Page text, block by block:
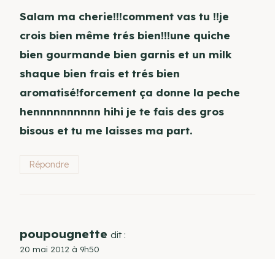
Salam ma cherie!!!comment vas tu !!je
crois bien même trés bien!!!une quiche
bien gourmande bien garnis et un milk
shaque bien frais et trés bien
aromatisé!forcement ça donne la peche
hennnnnnnnnn hihi je te fais des gros
bisous et tu me laisses ma part.
Répondre
poupougnette dit :
20 mai 2012 à 9h50